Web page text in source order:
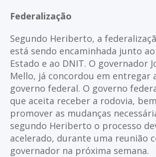
Federalização
Segundo Heriberto, a
está sendo encaminhada junto
Estado e ao DNIT. O governador
Mello, já concordou em entregar
governo federal. O governo
que aceita receber a rodovia,
promover as mudanças
segundo Heriberto o processo
acelerado, durante uma reunião
governador na próxima semana.